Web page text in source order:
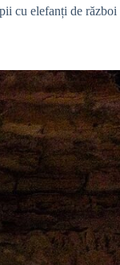
cu elefanți de război